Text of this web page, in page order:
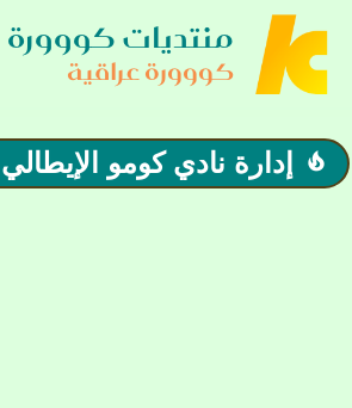
منتديات كووورة
كووورة عراقية
 إدارة نادي كومو